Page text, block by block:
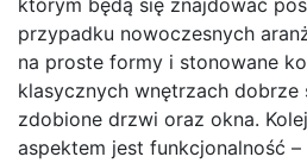
którym będą się znajdować
przypadku nowoczesnych
na proste formy i stonowane
klasycznych wnętrzach
zdobione drzwi oraz okna.
aspektem jest funkcjonalność